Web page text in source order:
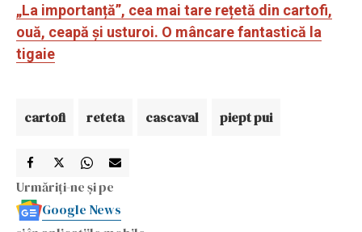
„La importanță”, cea mai tare rețetă din cartofi,
ouă, ceapă și usturoi. O mâncare fantastică la
tigaie
cartofi reteta cascaval piept pui
Urmăriți-ne și pe
Google News